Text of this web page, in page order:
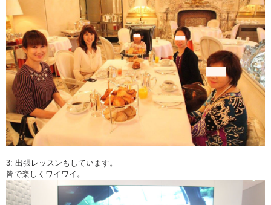
3: 出張レッスンもしています。
皆で楽しくワイワイ。